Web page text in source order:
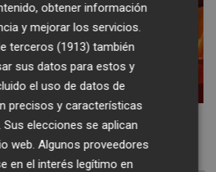
de la vieja escuela
pero mejor!
obtener información
y mejorar los servicios.
terceros (1913) también
sus datos para estos y
el uso de datos de
precisos y características
Sus elecciones se aplican
web. Algunos proveedores
en el interés legítimo en